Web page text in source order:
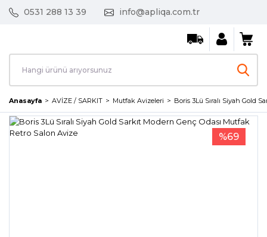
0531 288 13 39 info@apliqa.com.tr
Anasayfa AVİZE / SARKIT Mutfak Avizeleri Boris 3Lü Sıralı Siyah Gold
%69